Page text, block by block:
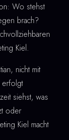
Wo stehst
brach?
Kiel.
nicht mit
erfolgt
siehst, was
oder
Kiel macht